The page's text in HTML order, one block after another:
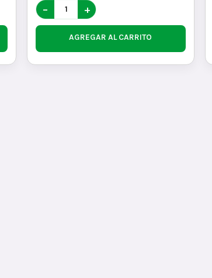
− +
AGREGAR AL CARRITO